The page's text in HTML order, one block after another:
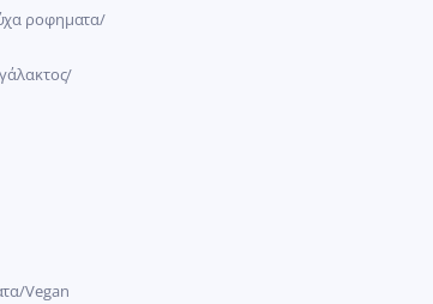
ροφηματα/
Vegan